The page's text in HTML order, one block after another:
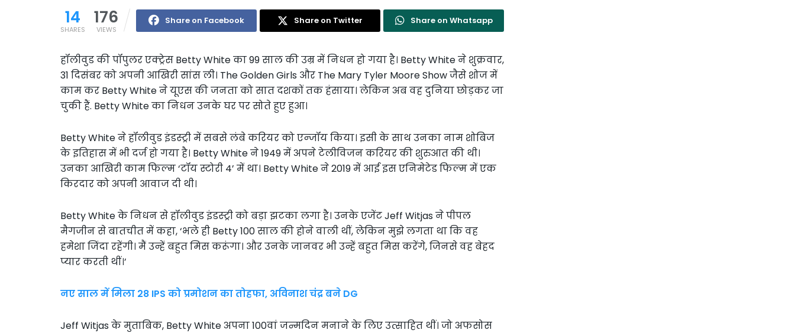
14
SHARES
176
VIEWS
Share on Facebook Share on Twitter Share on Whatsapp
हॉलीवुड की पॉपुलर एक्ट्रेस Betty White का 99 साल की उम्र में निधन हो गया है। Betty White ने शुक्रवार,
31 दिसंबर को अपनी आखिरी सांस ली। The Golden Girls और The Mary Tyler Moore Show जैसे शोज में
काम कर Betty White ने यूएस की जनता को सात दशकों तक हंसाया। लेकिन अब वह दुनिया छोड़कर जा
चुकी हैं. Betty White का निधन उनके घर पर सोते हुए हुआ।
Betty White ने हॉलीवुड इंडस्ट्री में सबसे लंबे करियर को एन्जॉय किया। इसी के साथ उनका नाम शोबिज
के इतिहास में भी दर्ज हो गया है। Betty White ने 1949 में अपने टेलीविजन करियर की शुरुआत की थी।
उनका आखिरी काम फिल्म ‘टॉय स्टोरी 4’ में था। Betty White ने 2019 में आई इस एनिमेटेड फिल्म में एक
किरदार को अपनी आवाज दी थी।
Betty White के निधन से हॉलीवुड इंडस्ट्री को बड़ा झटका लगा है। उनके एजेंट Jeff Witjas ने पीपल
मैगजीन से बातचीत में कहा, ‘भले ही Betty 100 साल की होने वाली थीं, लेकिन मुझे लगता था कि वह
हमेशा जिंदा रहेंगी। मैं उन्हें बहुत मिस करूंगा। और उनके जानवर भी उन्हें बहुत मिस करेंगे, जिनसे वह बेहद
प्यार करती थीं।’
नए साल में मिला 28 IPS को प्रमोशन का तोहफा, अविनाश चंद्र बने DG
Jeff Witjas के मुताबिक, Betty White अपना 100वां जन्मदिन मनाने के लिए उत्साहित थीं। जो अफसोस